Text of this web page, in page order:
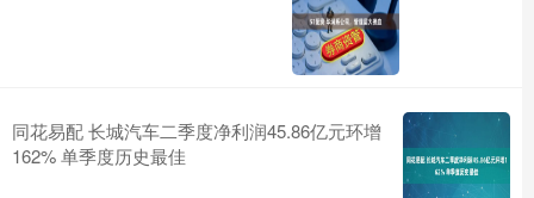
同花易配 长城汽车二季度净利润45.86亿元环增
162% 单季度历史最佳